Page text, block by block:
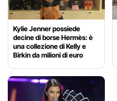
Kylie Jenner possiede
decine di borse Hermès: è
una collezione di Kelly e
Birkin da milioni di euro